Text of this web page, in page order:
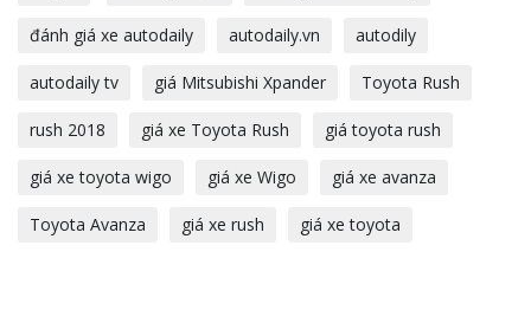
đánh giá xe autodaily autodaily.vn autodily
autodaily tv giá Mitsubishi Xpander Toyota Rush
rush 2018 giá xe Toyota Rush giá toyota rush
giá xe toyota wigo giá xe Wigo giá xe avanza
Toyota Avanza giá xe rush giá xe toyota